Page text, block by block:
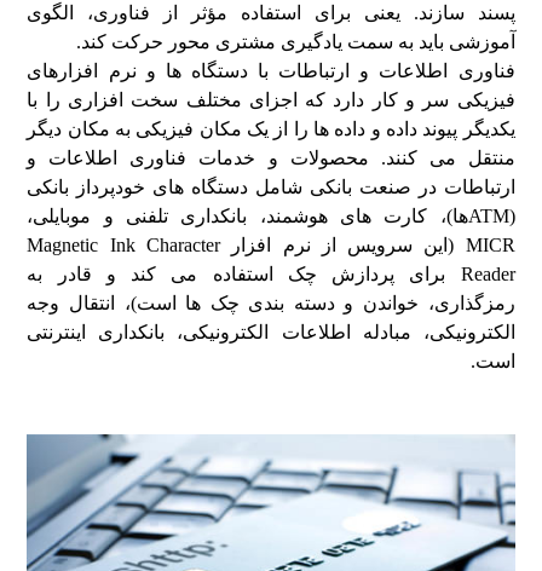
پسند سازند. یعنی برای استفاده مؤثر از فناوری، الگوی
آموزشی باید به سمت یادگیری مشتری محور حرکت کند.
فناوری اطلاعات و ارتباطات با دستگاه ها و نرم افزارهای
فیزیکی سر و کار دارد که اجزای مختلف سخت افزاری را با
یکدیگر پیوند داده و داده ها را از یک مکان فیزیکی به مکان دیگر
منتقل می کنند. محصولات و خدمات فناوری اطلاعات و
ارتباطات در صنعت بانکی شامل دستگاه های خودپرداز بانکی
(ATMها)، کارت های هوشمند، بانکداری تلفنی و موبایلی،
MICR (این سرویس از نرم افزار Magnetic Ink Character
Reader برای پردازش چک استفاده می کند و قادر به
رمزگذاری، خواندن و دسته بندی چک ها است)، انتقال وجه
الکترونیکی، مبادله اطلاعات الکترونیکی، بانکداری اینترنتی
است.